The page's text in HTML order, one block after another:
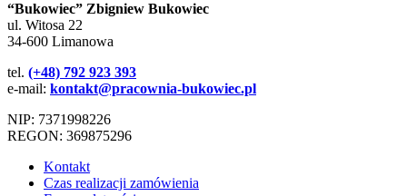
“Bukowiec” Zbigniew Bukowiec
ul. Witosa 22
34-600 Limanowa
tel. (+48) 792 923 393
e-mail: kontakt@pracownia-bukowiec.pl
NIP: 7371998226
REGON: 369875296
Kontakt
Czas realizacji zamówienia